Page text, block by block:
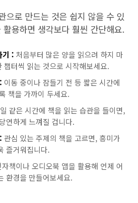
으로 만드는 것은 쉽지 않을 수 있
용하면 생각보다 훨씬 간단해요.
기 : 처음부터 많은 양을 읽으려 하지 마
챕터씩 읽는 것으로 시작해보세요.
이동 중이나 잠들기 전 등 짧은 시간에
책을 가까이 두세요.
같은 시간에 책을 읽는 습관을 들이면,
연하게 느껴질 겁니다.
관심 있는 주제의 책을 고르면, 흥미가
즐거워집니다.
자책이나 오디오북 앱을 활용해 언제 어
환경을 만들어보세요.